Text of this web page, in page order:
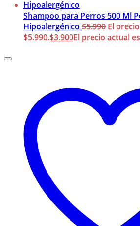
Shampoo para Perros 500 Ml
Hipoalergénico $5.990 El
$5.990.$3.900El precio actual